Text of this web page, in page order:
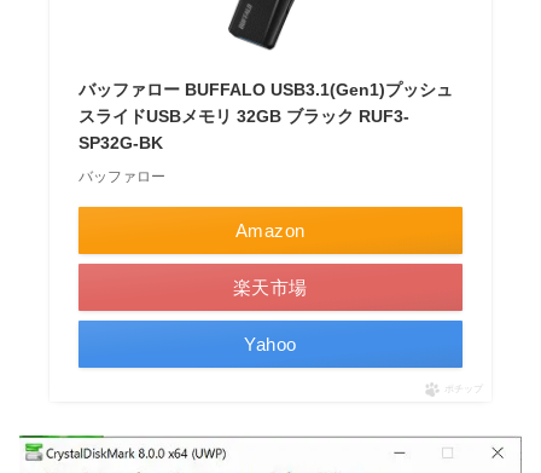
バッファロー BUFFALO USB3.1(Gen1)プッシュ
スライドUSBメモリ 32GB ブラック RUF3-
SP32G-BK
バッファロー
Amazon
楽天市場
Yahoo
ポチップ